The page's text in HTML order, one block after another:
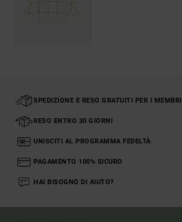
SPEDIZIONE E RESO GRATUITI PER I MEMBRI
RESO ENTRO 30 GIORNI
UNISCITI AL PROGRAMMA FEDELTÀ
PAGAMENTO 100% SICURO
HAI BISOGNO DI AIUTO?